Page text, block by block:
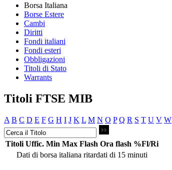
Borsa Italiana
Borse Estere
Cambi
Diritti
Fondi italiani
Fondi esteri
Obbligazioni
Titoli di Stato
Warrants
Titoli FTSE MIB
A B C D E F G H I J K L M N O P Q R S T U V W
Titoli Uffic. Min Max Flash Ora flash %Fl/Ri
Dati di borsa italiana ritardati di 15 minuti